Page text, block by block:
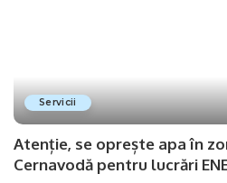
Servicii
Atenție, se oprește apa în
Cernavodă pentru lucrări